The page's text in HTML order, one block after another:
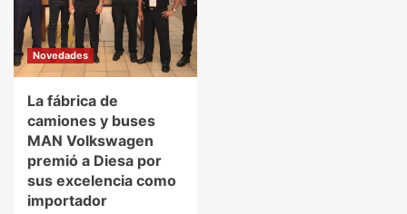
Novedades
La fábrica de
camiones y buses
MAN Volkswagen
premió a Diesa por
sus excelencia como
importador